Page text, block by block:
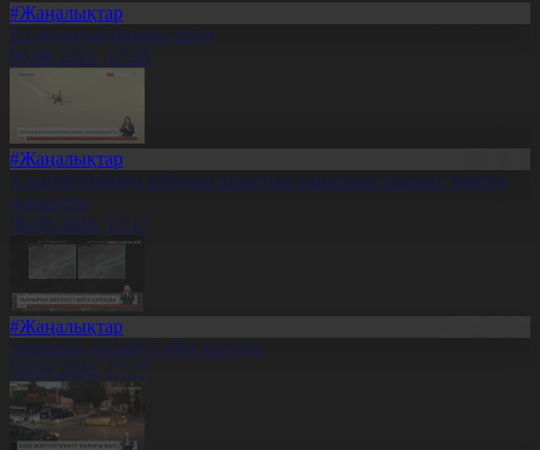
#Жаңалықтар
Ел жаңалықтарына шолу
06.08.2026, 17:18
#Жаңалықтар
Ұлыбританияда кейуана ұшақтың қанатына шығып, рекорд
жаңартты
06.08.2026, 17:17
#Жаңалықтар
Зымыран бөлшегі айға құлады
06.08.2026, 17:17